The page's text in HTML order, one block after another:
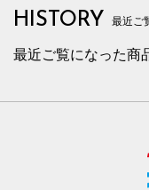
HISTORY 最近ご
最近ご覧になった商